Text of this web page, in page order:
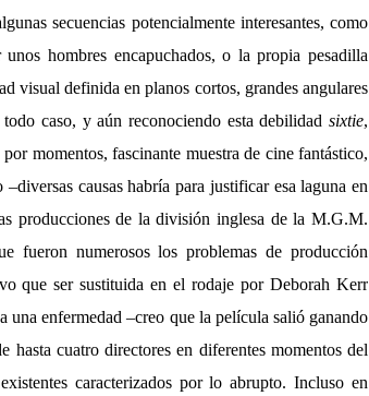
secuencias potencialmente interesantes, como
hombres encapuchados, o la propia pesadilla
visual definida en planos cortos, grandes angulares
caso, y aún reconociendo esta debilidad sixtie,
momentos, fascinante muestra de cine fantástico,
causas habría para justificar esa laguna en
producciones de la división inglesa de la M.G.M.
fueron numerosos los problemas de producción
que ser sustituida en el rodaje por Deborah Kerr
una enfermedad –creo que la película salió ganando
cuatro directores en diferentes momentos del
caracterizados por lo abrupto. Incluso en